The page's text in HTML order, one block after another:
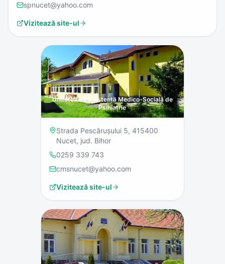
spnucet@yahoo.com
Vizitează site-ul
Unitatea de Asistență Medico-Socială de
Psihiatrie
Strada Pescărușului 5, 415400
Nucet, jud. Bihor
0259 339 743
cmsnucet@yahoo.com
Vizitează site-ul